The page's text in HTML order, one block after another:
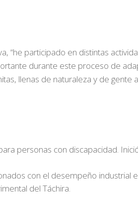
“he participado en distintas
durante este proceso de
llenas de naturaleza y de gente
personas con discapacidad.
con el desempeño industrial
del Táchira.